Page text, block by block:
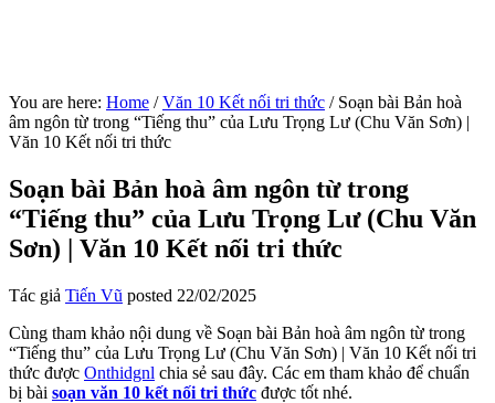
You are here: Home / Văn 10 Kết nối tri thức /Soạn bài Bản hoà
âm ngôn từ trong “Tiếng thu” của Lưu Trọng Lư (Chu Văn Sơn) |
Văn 10 Kết nối tri thức
Soạn bài Bản hoà âm ngôn từ trong
“Tiếng thu” của Lưu Trọng Lư (Chu Văn
Sơn) | Văn 10 Kết nối tri thức
Tác giả Tiến Vũ posted 22/02/2025
Cùng tham khảo nội dung về Soạn bài Bản hoà âm ngôn từ trong
“Tiếng thu” của Lưu Trọng Lư (Chu Văn Sơn) | Văn 10 Kết nối tri
thức được Onthidgnl chia sẻ sau đây. Các em tham khảo để chuẩn
bị bài soạn văn 10 kết nối tri thức được tốt nhé.